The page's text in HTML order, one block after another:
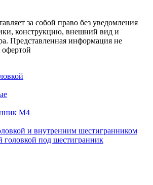
за собой право без уведомления
конструкцию, внешний вид и
Представленная информация не
офертой
М4
и внутренним шестигранником
головкой под шестигранник